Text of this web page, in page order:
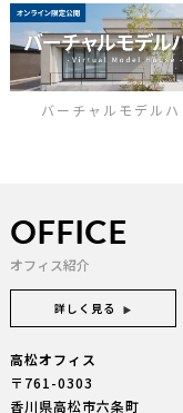
バーチャルモデルハ
OFFICE
オフィス紹介
詳しく見る
高松オフィス
〒761-0303
香川県高松市六条町